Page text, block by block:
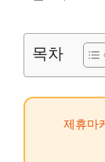
목차
제휴마